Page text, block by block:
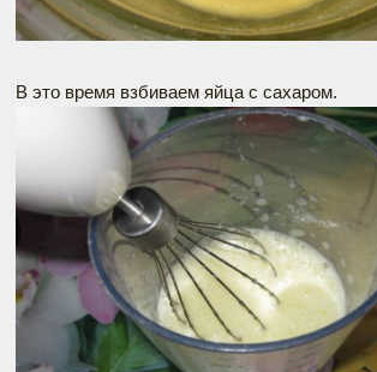
В это время взбиваем яйца с сахаром.